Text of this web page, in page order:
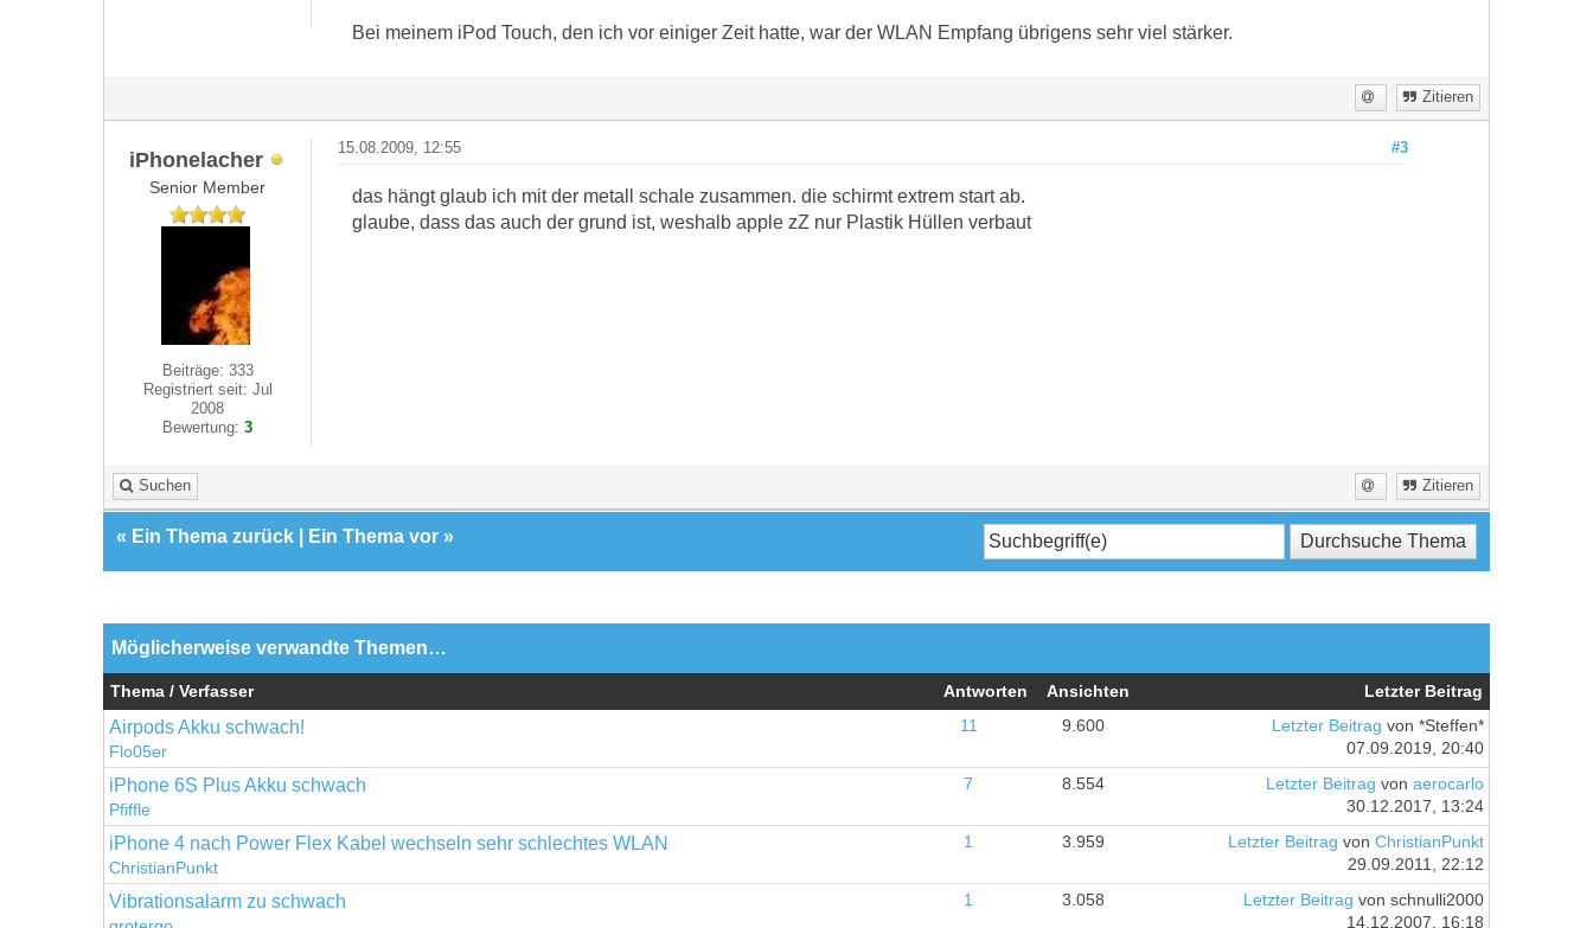
Bei meinem iPod Touch, den ich vor einiger Zeit hatte, war der WLAN Empfang übrigens sehr viel stärker.
Zitieren
iPhonelacher
Senior Member
Beiträge: 333
Registriert seit: Jul
2008
Bewertung:3
#3
15.08.2009, 12:55
das hängt glaub ich mit der metall schale zusammen. die schirmt extrem start ab.
glaube, dass das auch der grund ist, weshalb apple zZ nur Plastik Hüllen verbaut
Suchen Zitieren
« Ein Thema zurück Ein Thema vor »
Möglicherweise verwandte Themen…
Thema / Verfasser Antworten Ansichten Letzter Beitrag
Airpods Akku schwach!
Flo05er
11 9.600 Letzter Beitrag von *Steffen*
07.09.2019, 20:40
iPhone 6S Plus Akku schwach
Pfiffle
7 8.554 Letzter Beitrag von aerocarlo
30.12.2017, 13:24
iPhone 4 nach Power Flex Kabel wechseln sehr schlechtes WLAN
ChristianPunkt
1 3.959 Letzter Beitrag von ChristianPunkt
29.09.2011, 22:12
Vibrationsalarm zu schwach 1 3.058 Letzter Beitrag von schnulli2000
14.12.2007, 16:18